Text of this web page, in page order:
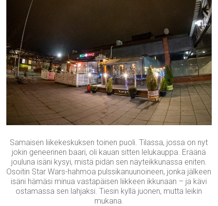
Samaisen liikekeskuksen toinen puoli. Tilassa, jossa on nyt
jokin geneerinen baari, oli kauan sitten lelukauppa. Eräänä
jouluna isäni kysyi, mistä pidän sen näyteikkunassa eniten.
Osoitin Star Wars-hahmoa pulssikanuunoineen, jonka jälkeen
isäni hämäsi minua vastapäisen liikkeen ikkunaan – ja kävi
ostamassa sen lahjaksi. Tiesin kyllä juonen, mutta leikin
mukana.